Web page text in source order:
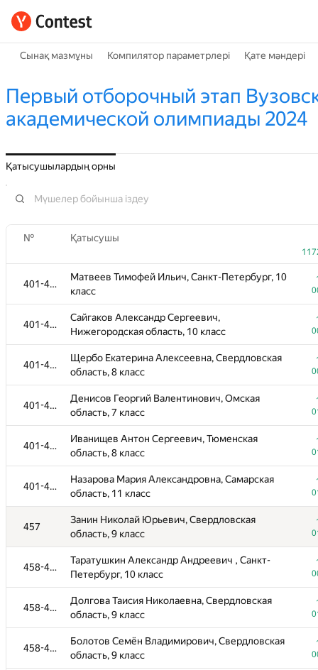
Сынақ мазмұны Компилятор параметрлері Қате мәндері
Первый отборочный этап
академической олимпиады 2024
Қатысушылардың орны
№ Қатысушы
401-456
Матвеев Тимофей Ильич, Санкт-Петербург, 10
класс
401-456
Сайгаков Александр Сергеевич,
Нижегородская область, 10 класс
401-456
Щербо Екатерина Алексеевна, Свердловская
область, 8 класс
401-456
Денисов Георгий Валентинович, Омская
область, 7 класс
401-456
Иванищев Антон Сергеевич, Тюменская
область, 8 класс
401-456
Назарова Мария Александровна, Самарская
область, 11 класс
457
Занин Николай Юрьевич, Свердловская
область, 9 класс
458-461
Таратушкин Александр Андреевич , Санкт-
Петербург, 10 класс
458-461
Долгова Таисия Николаевна, Свердловская
область, 9 класс
458-461
Болотов Семён Владимирович, Свердловская
область, 9 класс